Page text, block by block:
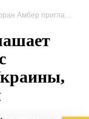
вас на «Квартирник» с народным артистом Украины, Алексеем Горбуновым